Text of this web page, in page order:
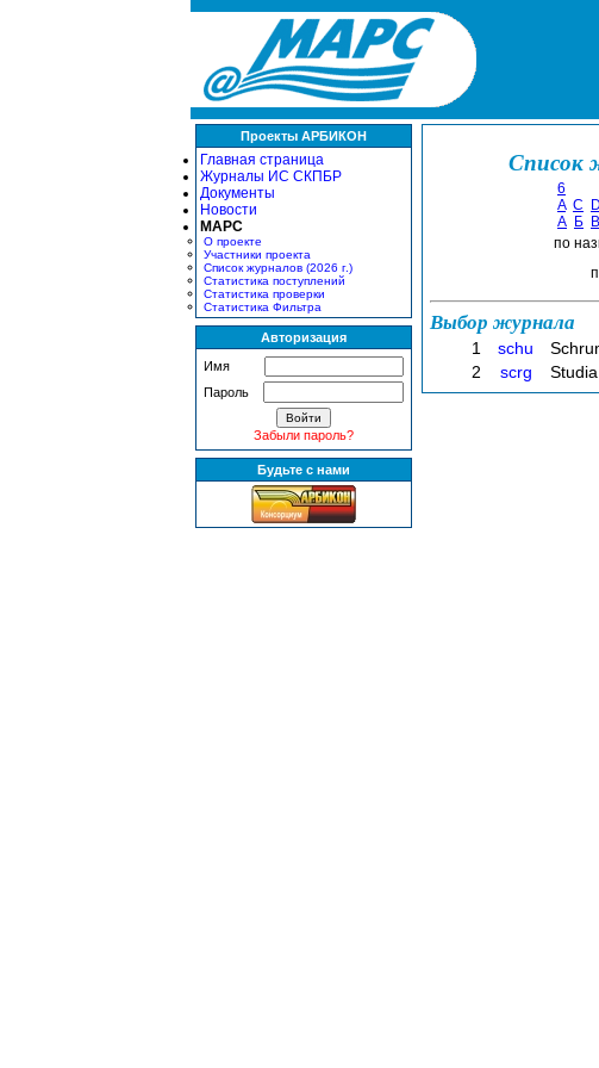
Проекты АРБИКОН
Главная страница
Журналы ИС СКПБР
Документы
Новости
МАРС
О проекте
Участники проекта
Список журналов (2026 г.)
Статистика поступлений
Статистика проверки
Статистика Фильтра
Авторизация
Имя
Пароль
Забыли пароль?
Будьте с нами
Список
6
A C D
А Б В
по
Выбор журнала
1 schu
2
scrg